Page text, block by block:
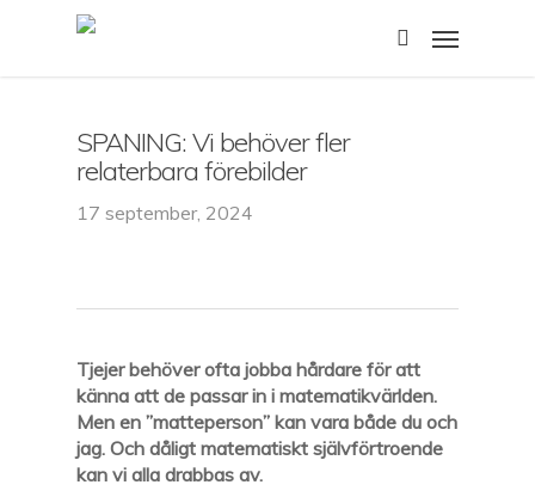
search
Menu
SPANING: Vi behöver fler
relaterbara förebilder
17 september, 2024
Tjejer behöver ofta jobba hårdare för att
känna att de passar in i matematikvärlden.
Men en ”matteperson” kan vara både du och
jag. Och dåligt matematiskt självförtroende
kan vi alla drabbas av.